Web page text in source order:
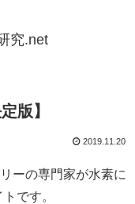
究.net
版】
2019.11.20
ーの専門家が水素に
です。